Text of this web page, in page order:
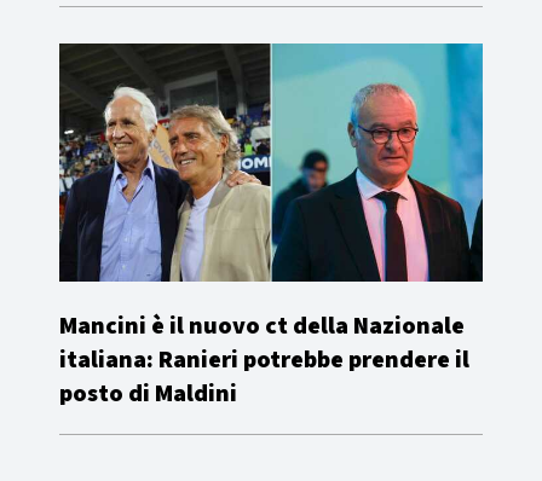
Mancini è il nuovo ct della Nazionale
italiana: Ranieri potrebbe prendere il
posto di Maldini